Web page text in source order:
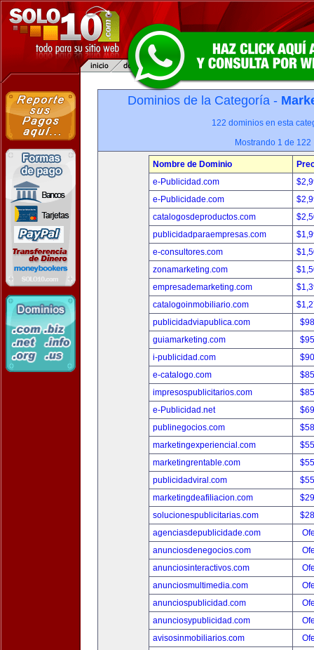
Dominios de la Categoría -
122 dominios en esta
Mostrando 1 de 122
Nombre de Dominio
e-Publicidad.com
e-Publicidade.com
catalogosdeproductos.com
publicidadparaempresas.com
e-consultores.com
zonamarketing.com
empresademarketing.com
catalogoinmobiliario.com
publicidadviapublica.com
guiamarketing.com
i-publicidad.com
e-catalogo.com
impresospublicitarios.com
e-Publicidad.net
publinegocios.com
marketingexperiencial.com
marketingrentable.com
publicidadviral.com
marketingdeafiliacion.com
solucionespublicitarias.com
agenciasdepublicidade.com
anunciosdenegocios.com
anunciosinteractivos.com
anunciosmultimedia.com
anunciospublicidad.com
anunciosypublicidad.com
avisosinmobiliarios.com